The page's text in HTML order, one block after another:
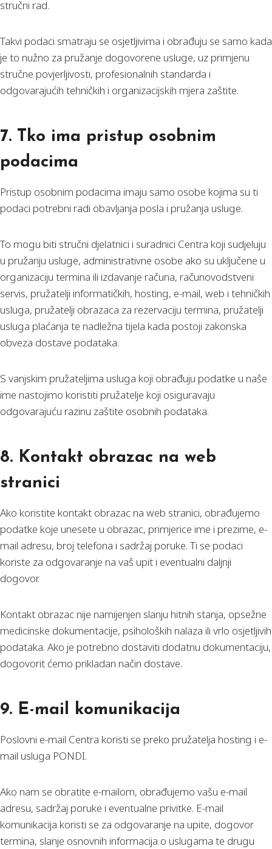
stručni rad.
Takvi podaci smatraju se osjetljivima i obrađuju se samo kada
je to nužno za pružanje dogovorene usluge, uz primjenu
stručne povjerljivosti, profesionalnih standarda i
odgovarajućih tehničkih i organizacijskih mjera zaštite.
7. Tko ima pristup osobnim
podacima
Pristup osobnim podacima imaju samo osobe kojima su ti
podaci potrebni radi obavljanja posla i pružanja usluge.
To mogu biti stručni djelatnici i suradnici Centra koji sudjeluju
u pružanju usluge, administrativne osobe ako su uključene u
organizaciju termina ili izdavanje računa, računovodstveni
servis, pružatelji informatičkih, hosting, e-mail, web i tehničkih
usluga, pružatelji obrazaca za rezervaciju termina, pružatelji
usluga plaćanja te nadležna tijela kada postoji zakonska
obveza dostave podataka.
S vanjskim pružateljima usluga koji obrađuju podatke u naše
ime nastojimo koristiti pružatelje koji osiguravaju
odgovarajuću razinu zaštite osobnih podataka.
8. Kontakt obrazac na web
stranici
Ako koristite kontakt obrazac na web stranici, obrađujemo
podatke koje unesete u obrazac, primjerice ime i prezime, e-
mail adresu, broj telefona i sadržaj poruke. Ti se podaci
koriste za odgovaranje na vaš upit i eventualni daljnji
dogovor.
Kontakt obrazac nije namijenjen slanju hitnih stanja, opsežne
medicinske dokumentacije, psiholoških nalaza ili vrlo osjetljivih
podataka. Ako je potrebno dostaviti dodatnu dokumentaciju,
dogovorit ćemo prikladan način dostave.
9. E-mail komunikacija
Poslovni e-mail Centra koristi se preko pružatelja hosting i e-
mail usluga PONDI.
Ako nam se obratite e-mailom, obrađujemo vašu e-mail
adresu, sadržaj poruke i eventualne privitke. E-mail
komunikacija koristi se za odgovaranje na upite, dogovor
termina, slanje osnovnih informacija o uslugama te drugu